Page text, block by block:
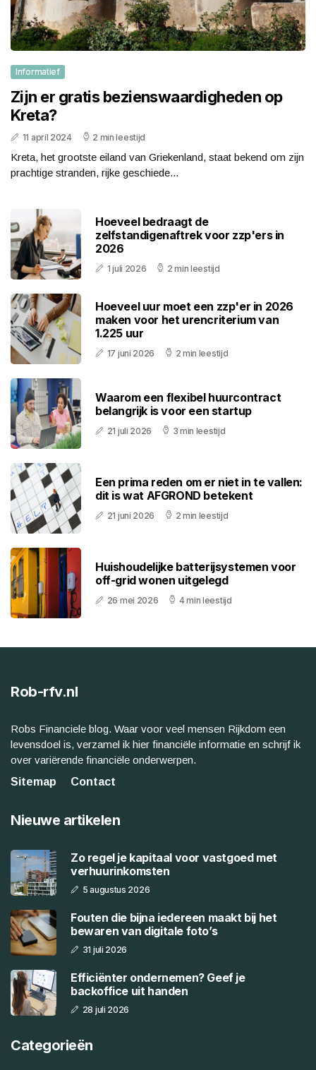
Informatief
Zijn er gratis bezienswaardigheden op
Kreta?
11 april 2024 2 min leestijd
Kreta, het grootste eiland van Griekenland, staat bekend om zijn
prachtige stranden, rijke geschiede...
Hoeveel bedraagt de
zelfstandigenaftrek voor zzp'ers in
2026
1 juli 2026 2 min leestijd
Hoeveel uur moet een zzp'er in 2026
maken voor het urencriterium van
1.225 uur
17 juni 2026 2 min leestijd
Waarom een flexibel huurcontract
belangrijk is voor een startup
21 juli 2026 3 min leestijd
Een prima reden om er niet in te vallen:
dit is wat AFGROND betekent
21 juni 2026 2 min leestijd
Huishoudelijke batterijsystemen voor
off-grid wonen uitgelegd
26 mei 2026 4 min leestijd
Rob-rfv.nl
Robs Financiele blog. Waar voor veel mensen Rijkdom een
levensdoel is, verzamel ik hier financiële informatie en schrijf ik
over variërende financiële onderwerpen.
Sitemap
Contact
Nieuwe artikelen
Zo regel je kapitaal voor vastgoed met
verhuurinkomsten
5 augustus 2026
Fouten die bijna iedereen maakt bij het
bewaren van digitale foto’s
31 juli 2026
Efficiënter ondernemen? Geef je
backoffice uit handen
28 juli 2026
Categorieën